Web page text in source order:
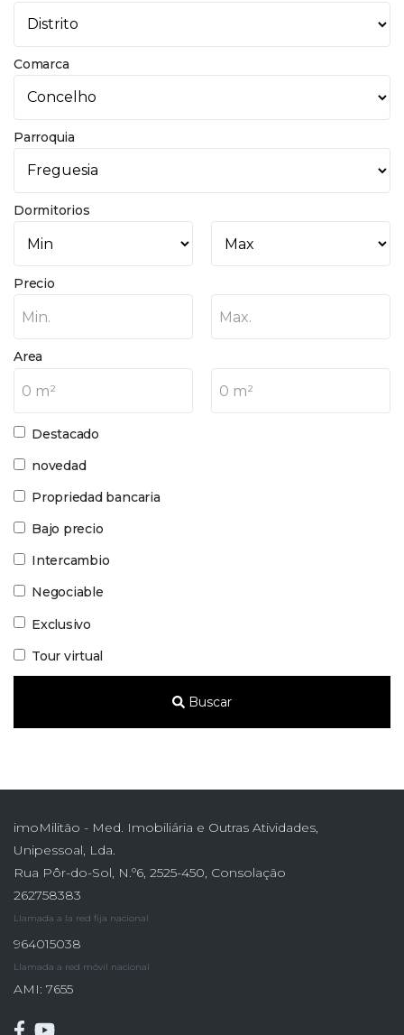
Comarca
Parroquia
Dormitorios
Precio
Min. Max.
Area
0 m² 0 m²
Destacado
novedad
Propriedad bancaria
Bajo precio
Intercambio
Negociable
Exclusivo
Tour virtual
Buscar
imoMilitão - Med. Imobiliária e Outras Atividades,
Unipessoal, Lda.
Rua Pôr-do-Sol, N.º6, 2525-450, Consolação
262758383
Llamada a la red fija nacional
964015038
Llamada a red móvil nacional
AMI: 7655